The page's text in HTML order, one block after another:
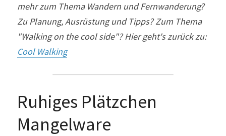
mehr zum Thema Wandern und Fernwanderung?
Zu Planung, Ausrüstung und Tipps? Zum Thema
"Walking on the cool side"? Hier geht's zurück zu:
Cool Walking
Ruhiges Plätzchen
Mangelware